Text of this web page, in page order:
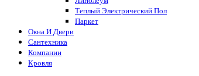
Теплый Электрический Пол
Паркет
Окна И Двери
Сантехника
Компании
Кровля